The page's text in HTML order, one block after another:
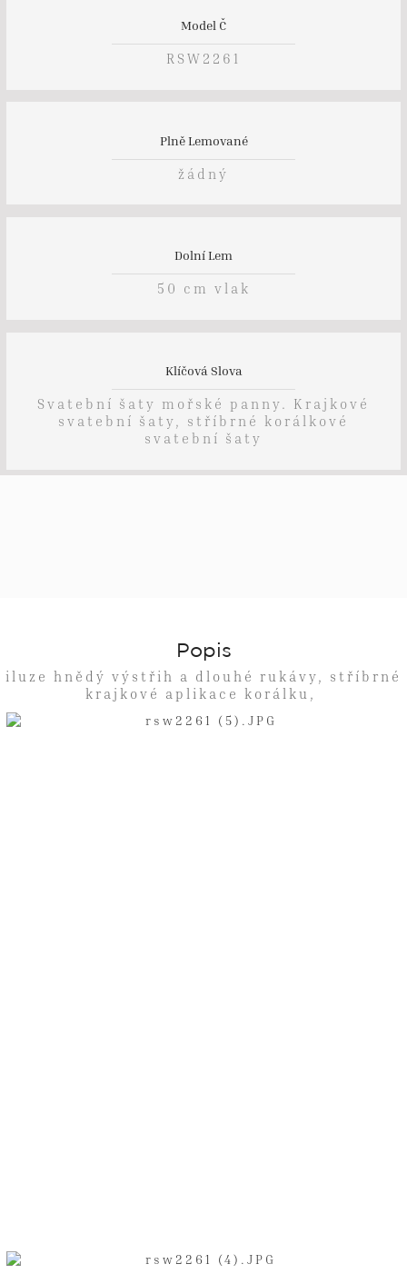
Model Č
RSW2261
Plně Lemované
žádný
Dolní Lem
50 cm vlak
Klíčová Slova
Svatební šaty mořské panny. Krajkové
svatební šaty, stříbrné korálkové
svatební šaty
Popis
iluze hnědý výstřih a dlouhé rukávy, stříbrné
krajkové aplikace korálku,